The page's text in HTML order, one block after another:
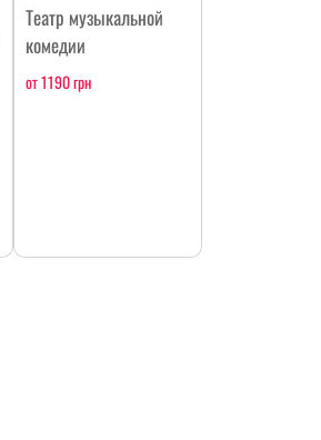
Театр музыкальной
комедии
от 1190 грн